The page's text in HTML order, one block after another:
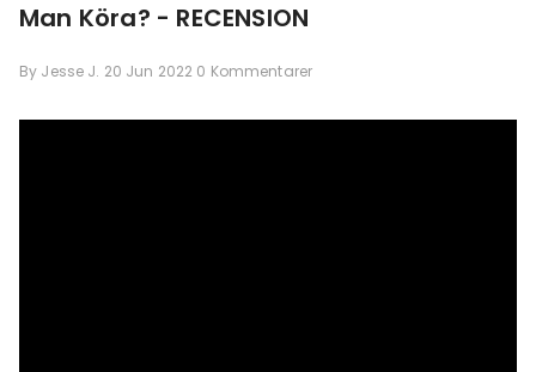
Man Köra? - RECENSION
By Jesse J. 20 Jun 2022 0 Kommentarer